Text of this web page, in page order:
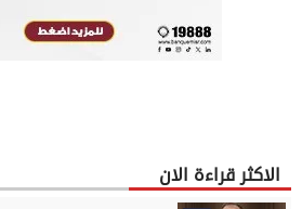
الاكثر قراءة الان